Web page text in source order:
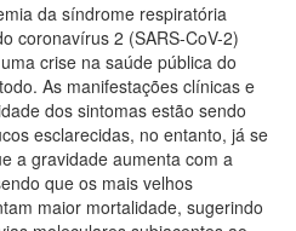
da síndrome respiratória
coronavírus 2 (SARS-CoV-2)
crise na saúde pública do
As manifestações clínicas e
dos sintomas estão sendo
esclarecidas, no entanto, já se
a gravidade aumenta com a
que os mais velhos
maior mortalidade, sugerindo